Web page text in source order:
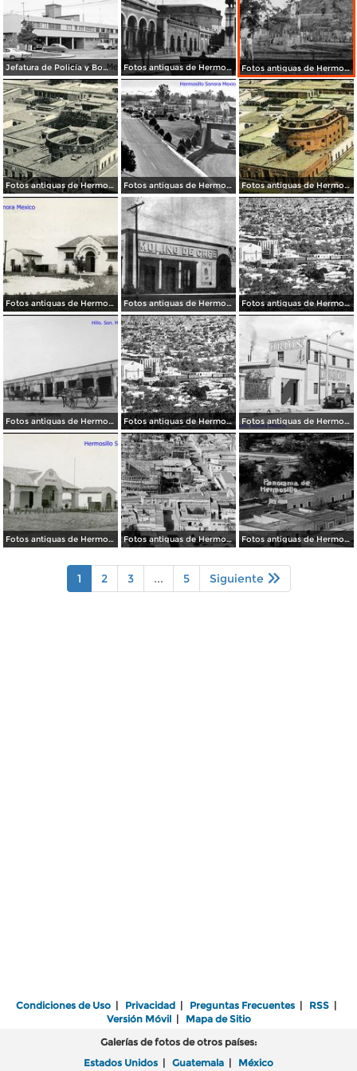
Jefatura de Policía y Bomberos Fotos antiguas de Hermosillo Fotos antiguas de Hermosillo
Fotos antiguas de Hermosillo Fotos antiguas de Hermosillo Fotos antiguas de Hermosillo
Fotos antiguas de Hermosillo Fotos antiguas de Hermosillo Fotos antiguas de Hermosillo
Fotos antiguas de Hermosillo Fotos antiguas de Hermosillo Fotos antiguas de Hermosillo
Fotos antiguas de Hermosillo Fotos antiguas de Hermosillo Fotos antiguas de Hermosillo
1 2 3 ... 5 Siguiente
Condiciones de Uso | Privacidad | Preguntas Frecuentes | RSS |
Versión Móvil| Mapa de Sitio
Galerías de fotos de otros países:
Estados Unidos | Guatemala | México